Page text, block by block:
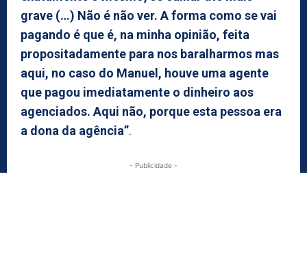
grave (…) Não é não ver. A forma como se vai
pagando é que é, na minha opinião, feita
propositadamente para nos baralharmos mas
aqui, no caso do Manuel, houve uma agente
que pagou imediatamente o dinheiro aos
agenciados. Aqui não, porque esta pessoa era
a dona da agência”.
- Publicidade -